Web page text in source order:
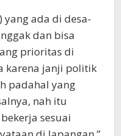
yang ada di desa-
dan bisa
prioritas di
karena janji politik
padahal yang
nah itu
sesuai